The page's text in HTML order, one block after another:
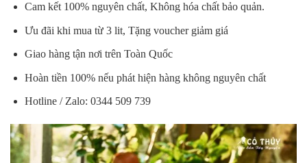
Cam kết 100% nguyên chất, Không hóa chất bảo quản.
Ưu đãi khi mua từ 3 lit, Tặng voucher giảm giá
Giao hàng tận nơi trên Toàn Quốc
Hoàn tiền 100% nếu phát hiện hàng không nguyên chất
Hotline / Zalo: 0344 509 739